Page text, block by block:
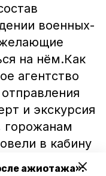
ажиотажа»:
военных-
на нём.Как
агентство
и экскурсия
горожанам
в кабину
как в